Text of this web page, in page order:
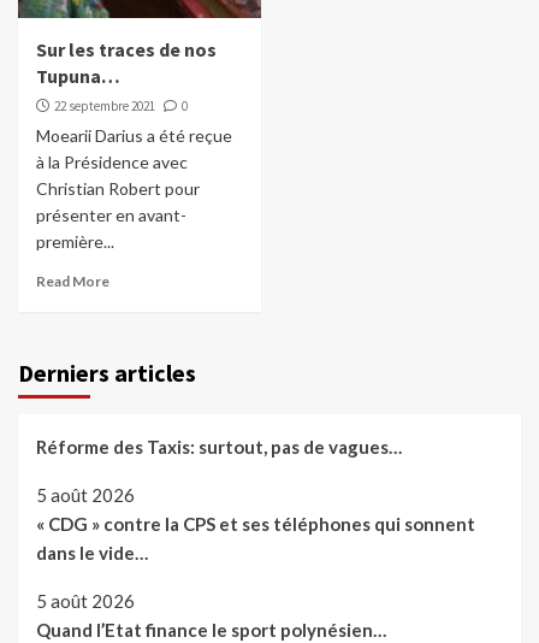
Sur les traces de nos
Tupuna…
22 septembre 2021 0
Moearii Darius a été reçue
à la Présidence avec
Christian Robert pour
présenter en avant-
première...
Read More
Derniers articles
Réforme des Taxis: surtout, pas de vagues…
5 août 2026
« CDG » contre la CPS et ses téléphones qui sonnent
dans le vide…
5 août 2026
Quand l’Etat finance le sport polynésien…